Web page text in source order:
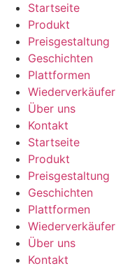
Startseite
Produkt
Preisgestaltung
Geschichten
Plattformen
Wiederverkäufer
Über uns
Kontakt
Startseite
Produkt
Preisgestaltung
Geschichten
Plattformen
Wiederverkäufer
Über uns
Kontakt